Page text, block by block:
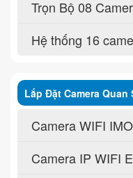
Trọn Bộ 08
Hệ thống 16
Lắp Đặt Camera Quan
Camera WIFI
Camera IP WIFI